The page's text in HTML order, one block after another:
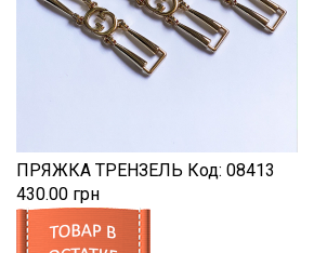
ПРЯЖКА ТРЕНЗЕЛЬ Код: 08413
430.00 грн